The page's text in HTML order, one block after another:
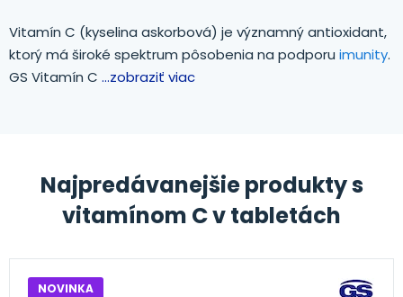
Vitamín C (kyselina askorbová) je významný antioxidant,
ktorý má široké spektrum pôsobenia na podporu imunity.
GS Vitamín C ...zobraziť viac
Najpredávanejšie produkty s
vitamínom C v tabletách
NOVINKA